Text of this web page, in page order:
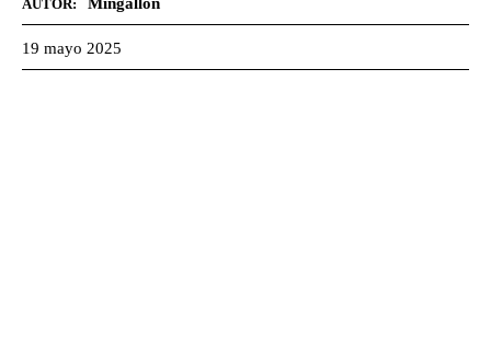
AUTOR:
19 mayo 2025